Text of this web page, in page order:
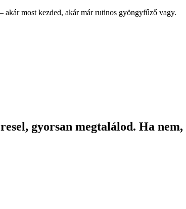
most kezded, akár már rutinos gyöngyfűző vagy.
gyorsan megtalálod. Ha